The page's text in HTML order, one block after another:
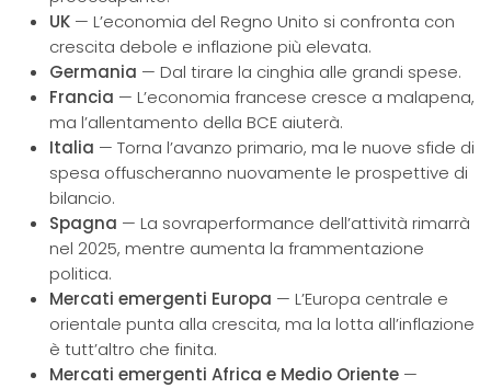
UK — L’economia del Regno Unito si confronta con
crescita debole e inflazione più elevata.
Germania — Dal tirare la cinghia alle grandi spese.
Francia — L’economia francese cresce a malapena,
ma l’allentamento della BCE aiuterà.
Italia — Torna l’avanzo primario, ma le nuove sfide di
spesa offuscheranno nuovamente le prospettive di
bilancio.
Spagna — La sovraperformance dell’attività rimarrà
nel 2025, mentre aumenta la frammentazione
politica.
Mercati emergenti Europa — L’Europa centrale e
orientale punta alla crescita, ma la lotta all’inflazione
è tutt’altro che finita.
Mercati emergenti Africa e Medio Oriente —